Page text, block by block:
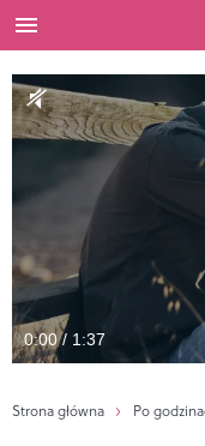
0:00 / 1:37
Strona główna Po